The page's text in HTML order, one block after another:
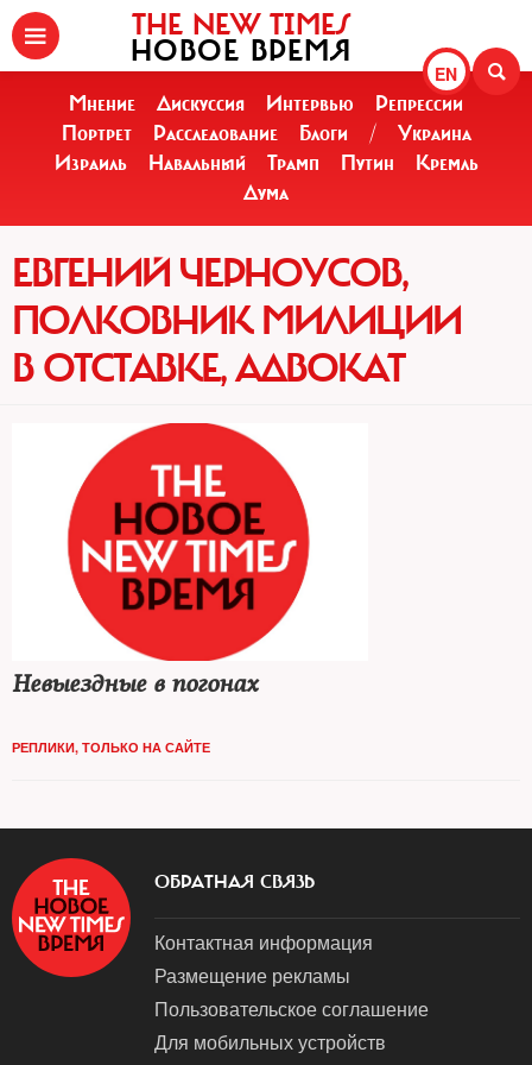
EN
THE NEW TIMES
НОВОЕ ВРЕМЯ
Мнение Дискуссия Интервью
Репрессии
Портрет
Расследование Блоги /
Украина
Израиль
Навальный Трамп Путин
Кремль
Дума
ЕВГЕНИЙ ЧЕРНОУСОВ,
ПОЛКОВНИК МИЛИЦИИ
В ОТСТАВКЕ, АДВОКАТ
Невыездные в погонах
РЕПЛИКИ, ТОЛЬКО НА САЙТЕ
ОБРАТНАЯ СВЯЗЬ
Контактная информация
Размещение рекламы
Пользовательское соглашение
Для мобильных устройств